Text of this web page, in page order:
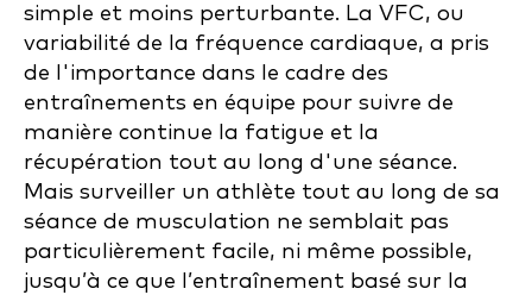
simple et moins perturbante. La VFC, ou
variabilité de la fréquence cardiaque, a pris
de l'importance dans le cadre des
entraînements en équipe pour suivre de
manière continue la fatigue et la
récupération tout au long d'une séance.
Mais surveiller un athlète tout au long de sa
séance de musculation ne semblait pas
particulièrement facile, ni même possible,
jusqu’à ce que l’entraînement basé sur la